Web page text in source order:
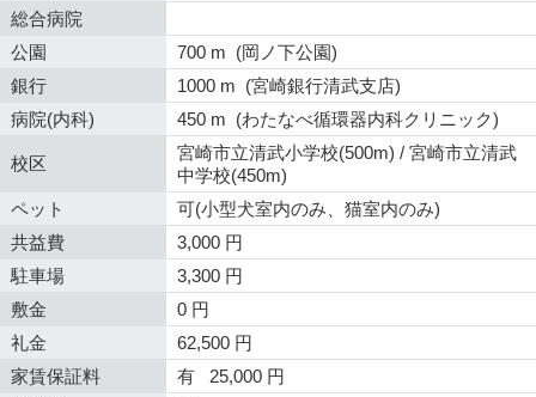
総合病院
公園
700 m (岡ノ下公園)
銀行
1000 m (宮崎銀行清武支店)
病院(内科)
450 m (わたなべ循環器内科クリニック)
校区
宮崎市立清武小学校(500m) / 宮崎市立清武
中学校(450m)
ペット
可(小型犬室内のみ、猫室内のみ)
共益費
3,000 円
駐車場
3,300 円
敷金
0 円
礼金
62,500 円
家賃保証料
有 25,000 円